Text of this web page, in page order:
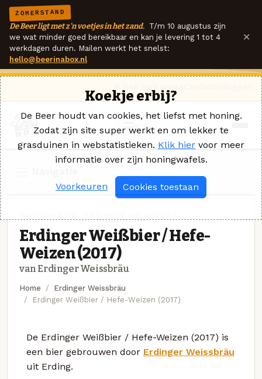
ZOMERSTAND
De Beer ligt met z'n voetjes in het zand. T/m 10 augustus zijn
we wat minder goed bereikbaar en kan je levering 1 tot 4
werkdagen duren. Mailen werkt het snelst:
hello@beerinabox.nl
×
Erdinger Weißbier / Hefe-
Weizen (2017)
van Erdinger Weissbräu
Home
Erdinger Weissbräu
Erdinger Weißbier / Hefe-Weizen (2017)
De Erdinger Weißbier / Hefe-Weizen (2017) is
een bier gebrouwen door Erdinger Weissbräu
uit Erding.
Koekje erbij?
De Beer houdt van cookies, het liefst met honing.
Zodat zijn site super werkt en om lekker te
grasduinen in webstatistieken. Klik hier voor meer
informatie over zijn honingwafels.
Voorkeuren Cookies toestaan